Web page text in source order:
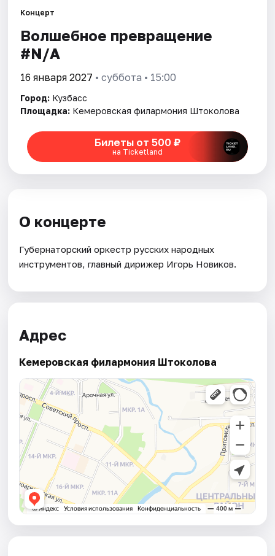
Концерт
Волшебное превращение
#N/A
16 января 2027 • суббота • 15:00
Город: Кузбасс
Площадка: Кемеровская филармония Штоколова
Билеты от 500 ₽
на Ticketland
О концерте
Губернаторский оркестр русских народных
инструментов, главный дирижер Игорь Новиков.
Адрес
Кемеровская филармония Штоколова